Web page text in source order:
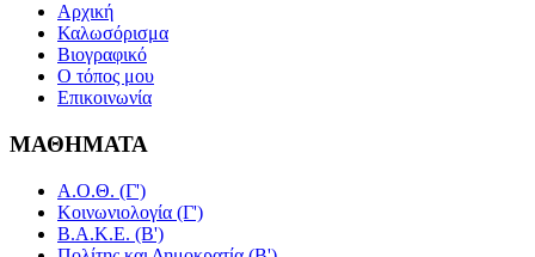
Αρχική
Καλωσόρισμα
Βιογραφικό
Ο τόπος μου
Επικοινωνία
ΜΑΘΗΜΑΤΑ
Α.Ο.Θ. (Γ')
Κοινωνιολογία (Γ')
Β.Α.Κ.Ε. (Β')